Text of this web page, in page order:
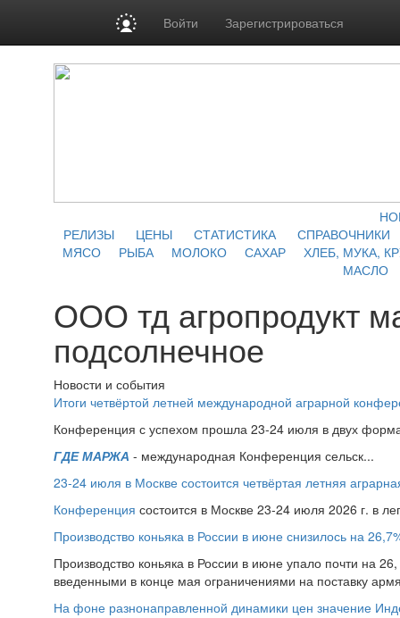
Войти Зарегистрироваться
РЕЛИЗЫ
ЦЕНЫ СТАТИСТИКА
СПРАВОЧНИКИ
МЯСО
РЫБА МОЛОКО САХАР
ХЛЕБ, МУКА,
МАСЛО
ООО тд агропродукт
подсолнечное
Новости и события
Итоги четвёртой летней международной аграрной
Конференция с успехом прошла 23-24 июля в двух
ГДЕ МАРЖА - международная Конференция сельск...
23-24 июля в Москве состоится четвёртая летняя
Конференция состоится в Москве 23-24 июля 2026 г. в
Производство коньяка в России в июне снизилось на
Производство коньяка в России в июне упало почти на
введенными в конце мая ограничениями на поставку
На фоне разнонаправленной динамики цен значение